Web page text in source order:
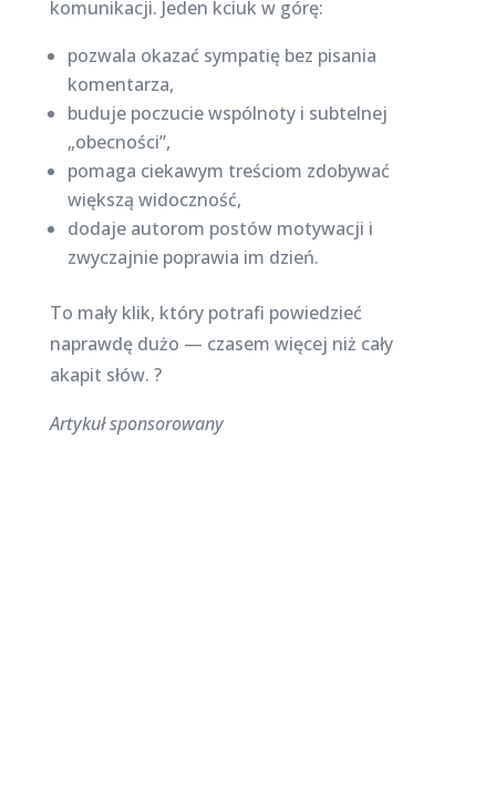
komunikacji. Jeden kciuk w górę:
pozwala okazać sympatię bez pisania
komentarza,
buduje poczucie wspólnoty i subtelnej
„obecności”,
pomaga ciekawym treściom zdobywać
większą widoczność,
dodaje autorom postów motywacji i
zwyczajnie poprawia im dzień.
To mały klik, który potrafi powiedzieć
naprawdę dużo — czasem więcej niż cały
akapit słów. ?
Artykuł sponsorowany